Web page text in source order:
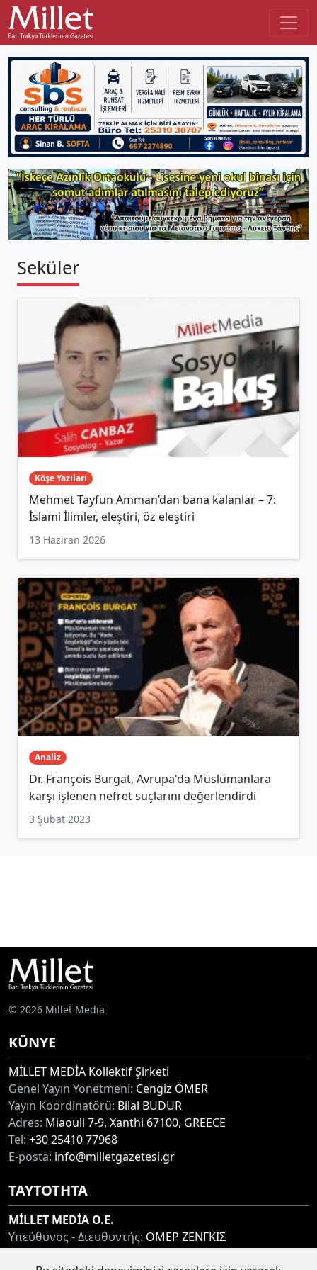
Seküler
Köşe Yazıları
Mehmet Tayfun Amman’dan bana kalanlar – 7:
İslami İlimler, eleştiri, öz eleştiri
13 Haziran 2026
Analiz
Dr. François Burgat, Avrupa'da Müslümanlara
karşı işlenen nefret suçlarını değerlendirdi
3 Şubat 2023
© 2026 Millet Media
KÜNYE
MİLLET MEDİA Kollektif Şirketi
Genel Yayın Yönetmeni: Cengiz ÖMER
Yayın Koordinatörü: Bilal BUDUR
Adres: Miaouli 7-9, Xanthi 67100, GREECE
Tel: +30 25410 77968
E-posta: info@milletgazetesi.gr
ΤΑΥΤΟΤΗΤΑ
MİLLET MEDİA O.E.
Υπεύθυνος - Διευθυντής: ΟΜΕΡ ΖΕΝΓΚΙΣ